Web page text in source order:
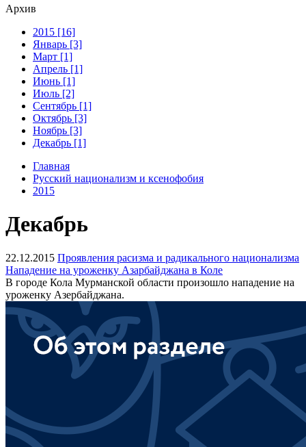
Архив
2015 [16]
Январь [3]
Март [1]
Апрель [1]
Июнь [1]
Июль [2]
Сентябрь [1]
Октябрь [3]
Ноябрь [3]
Декабрь [1]
Главная
Русский национализм и ксенофобия
2015
Декабрь
22.12.2015 Проявления расизма и радикального национализма
Нападение на уроженку Азарбайджана в Коле
В городе Кола Мурманской области произошло нападение на
уроженку Азербайджана.